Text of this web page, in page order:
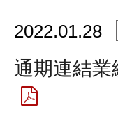
2022.01.28
通期連結